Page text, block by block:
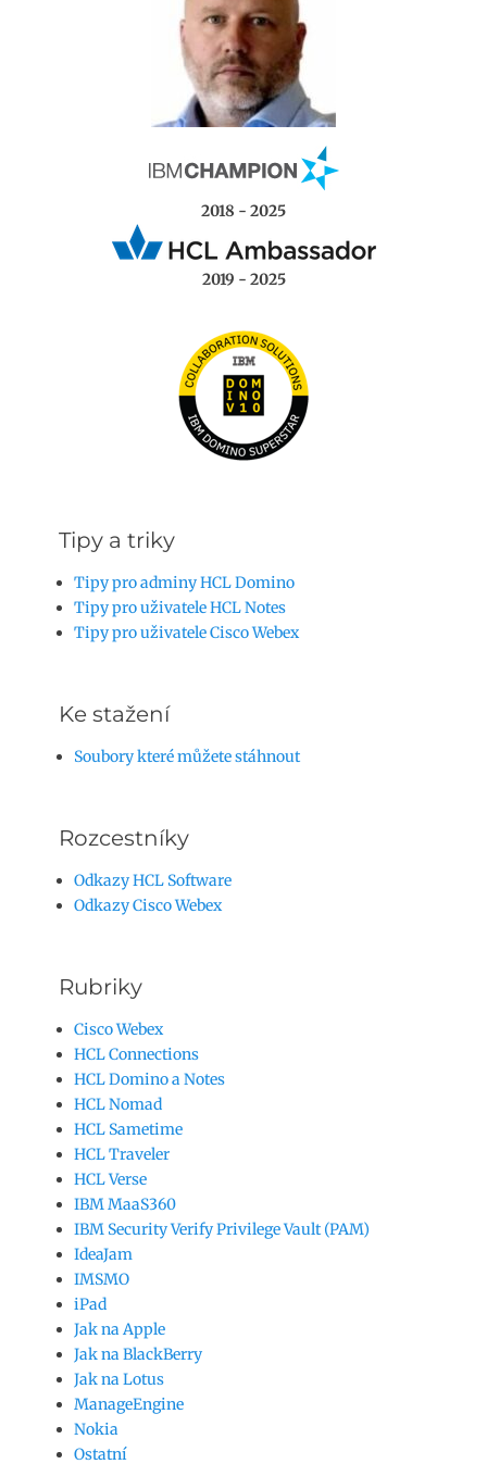
2018 - 2025
2019 - 2025
Tipy a triky
Tipy pro adminy HCL Domino
Tipy pro uživatele HCL Notes
Tipy pro uživatele Cisco Webex
Ke stažení
Soubory které můžete stáhnout
Rozcestníky
Odkazy HCL Software
Odkazy Cisco Webex
Rubriky
Cisco Webex
HCL Connections
HCL Domino a Notes
HCL Nomad
HCL Sametime
HCL Traveler
HCL Verse
IBM MaaS360
IBM Security Verify Privilege Vault (PAM)
IdeaJam
IMSMO
iPad
Jak na Apple
Jak na BlackBerry
Jak na Lotus
ManageEngine
Nokia
Ostatní